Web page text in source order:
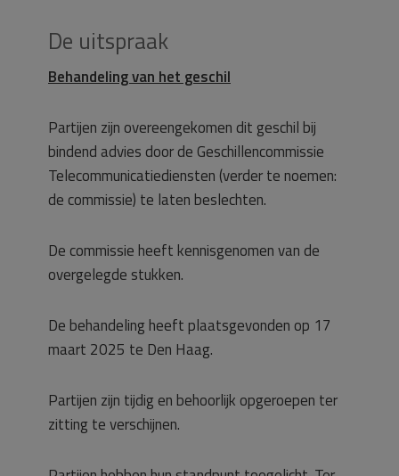
De uitspraak
Behandeling van het geschil
Partijen zijn overeengekomen dit geschil bij
bindend advies door de Geschillencommissie
Telecommunicatiediensten (verder te noemen:
de commissie) te laten beslechten.
De commissie heeft kennisgenomen van de
overgelegde stukken.
De behandeling heeft plaatsgevonden op 17
maart 2025 te Den Haag.
Partijen zijn tijdig en behoorlijk opgeroepen ter
zitting te verschijnen.